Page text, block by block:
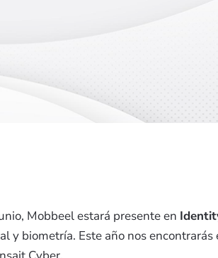
Mobbeel estará presente en
y biometría. Este año nos